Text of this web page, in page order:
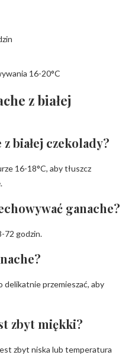
16-20°C
z białej
białej czekolady?
16-18°C, aby tłuszcz
ganache?
72 godzin.
delikatnie przemieszać, aby
zbyt miękki?
zbyt niska lub temperatura